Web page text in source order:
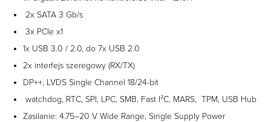
2x SATA 3 Gb/s
3x PCIe x1
1x USB 3.0 / 2.0, do 7x USB 2.0
2x interfejs szeregowy (RX/TX)
DP++, LVDS Single Channel 18/24-bit
watchdog, RTC, SPI, LPC, SMB, Fast I²C, MARS, TPM, USB Hub
Zasilanie: 4.75–20 V Wide Range, Single Supply Power